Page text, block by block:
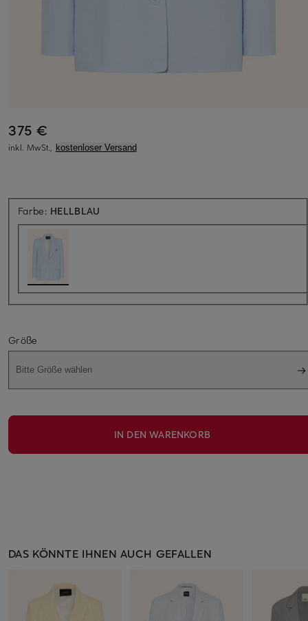
375 €
inkl. MwSt., kostenloser Versand
Farbe: HELLBLAU
Größe
Bitte Größe wählen
IN DEN WARENKORB
DAS KÖNNTE IHNEN AUCH GEFALLEN